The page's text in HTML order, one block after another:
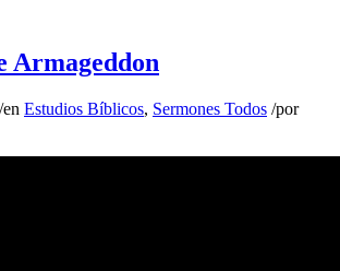
Armageddon
/en Estudios Bíblicos, Sermones Todos /por